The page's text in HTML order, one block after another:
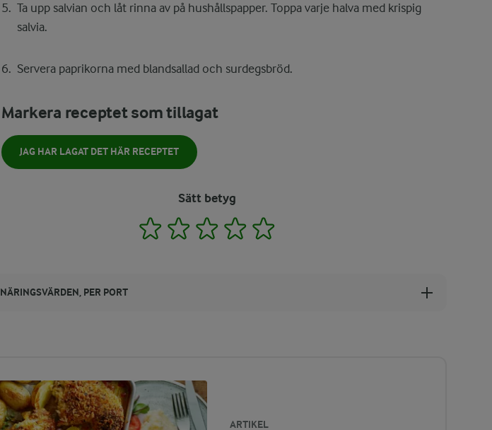
Ta upp salvian och låt rinna av på hushållspapper. Toppa varje halva med krispig
salvia.
Servera paprikorna med blandsallad och surdegsbröd.
Markera receptet som tillagat
JAG HAR LAGAT DET HÄR RECEPTET
Sätt betyg
1 2 3 4
NÄRINGSVÄRDEN, PER PORT
ENERGIDISTRIBUTION %
NÄRINGSVÄRDEN PER PORT
ARTIKEL